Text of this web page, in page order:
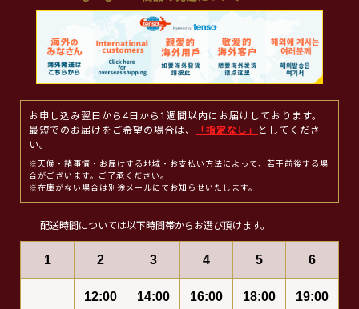
お申し込み翌日から4日から1週間以内にお届けしております。
最短でのお届けをご希望の場合は、
「指定なし」
としてくださ
い。
※天候・諸事情・お届けする地域・お支払い方法によって、若干前後する場
合がございます。ご了承ください。
※在庫がない場合は別途メールにてお知らせいたします。
配送時間については以下時間帯からお選び頂けます。
1 2 3 4 5 6
12:00
14:00
16:00
18:00
19:00